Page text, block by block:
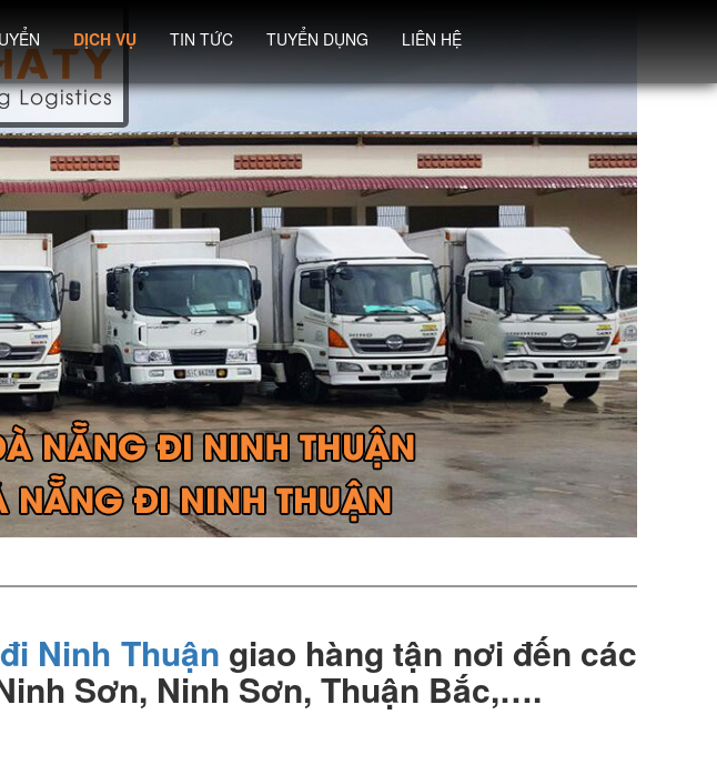
DỊCH VỤ TIN TỨC TUYỂN DỤNG LIÊN HỆ
Ninh Thuận giao hàng tận nơi đến các
Sơn, Ninh Sơn, Thuận Bắc,….